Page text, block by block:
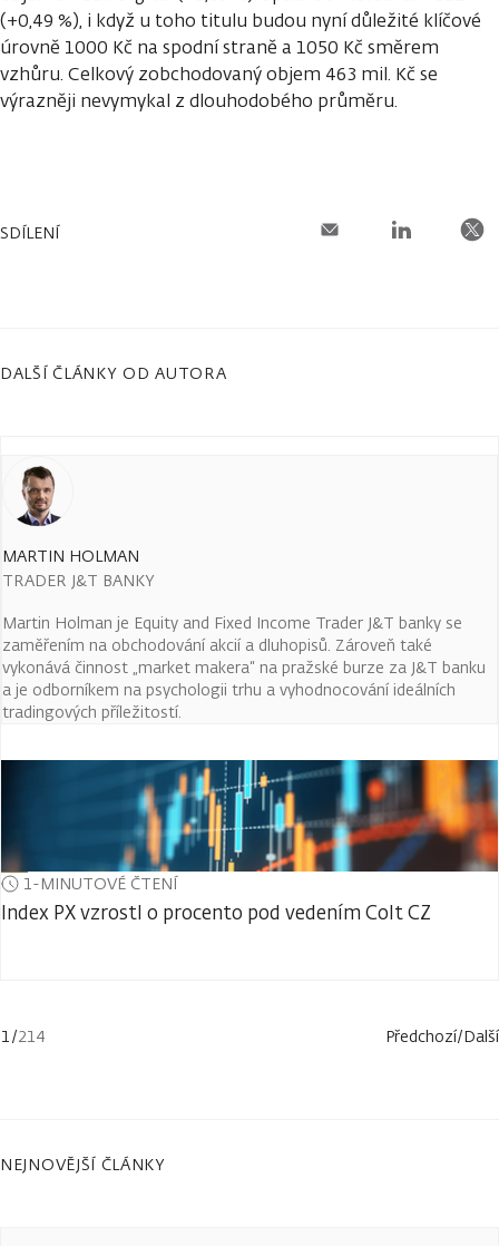
(+0,49 %), i když u toho titulu budou nyní důležité klíčové
úrovně 1000 Kč na spodní straně a 1050 Kč směrem
vzhůru. Celkový zobchodovaný objem 463 mil. Kč se
výrazněji nevymykal z dlouhodobého průměru.
SDÍLENÍ
DALŠÍ ČLÁNKY OD AUTORA
MARTIN HOLMAN
TRADER J&T BANKY
Martin Holman je Equity and Fixed Income Trader J&T banky se
zaměřením na obchodování akcií a dluhopisů. Zároveň také
vykonává činnost „market makera“ na pražské burze za J&T banku
a je odborníkem na psychologii trhu a vyhodnocování ideálních
tradingových příležitostí.
1-MINUTOVÉ ČTENÍ
Index PX vzrostl o procento pod vedením Colt CZ
1/214 Předchozí/Další
NEJNOVĚJŠÍ ČLÁNKY